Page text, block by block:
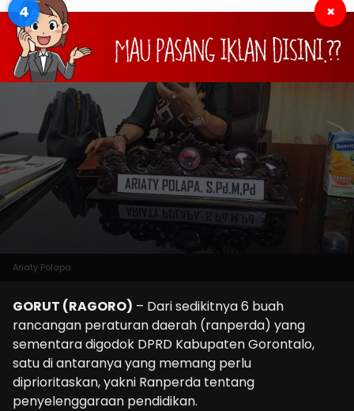
3 ×
Ariaty Polapa
GORUT (RAGORO) – Dari sedikitnya 6 buah
rancangan peraturan daerah (ranperda) yang
sementara digodok DPRD Kabupaten Gorontalo,
satu di antaranya yang memang perlu
diprioritaskan, yakni Ranperda tentang
penyelenggaraan pendidikan.